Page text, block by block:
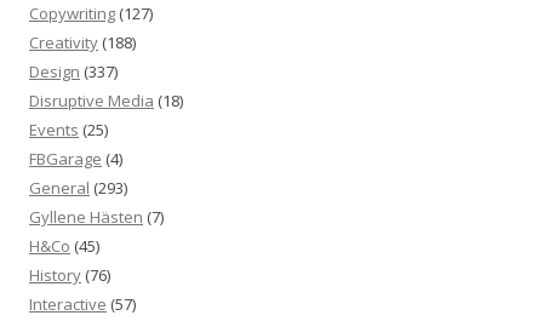
Copywriting (127)
Creativity (188)
Design (337)
Disruptive Media (18)
Events (25)
FBGarage (4)
General (293)
Gyllene Hästen (7)
H&Co (45)
History (76)
Interactive (57)